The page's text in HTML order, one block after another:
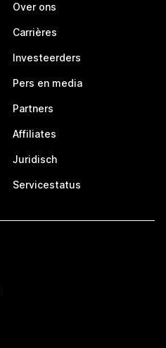
Over ons
Carrières
Investeerders
Pers en media
Partners
Affiliates
Juridisch
Servicestatus